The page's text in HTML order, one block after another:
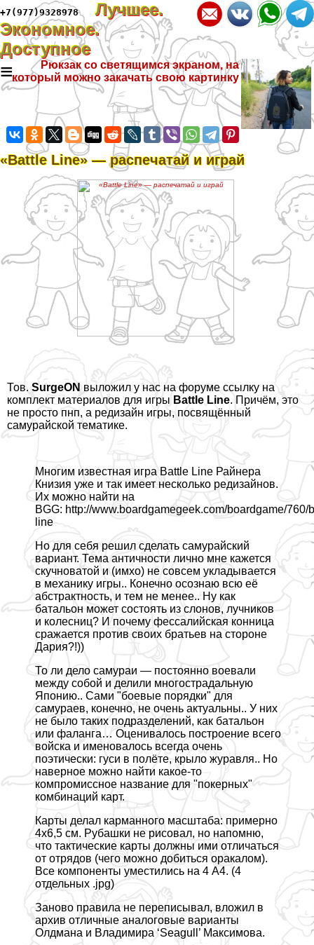
+7(977)9328978
Лучшее.
Экономное.
Доступное
≡
Рюкзак со светящимся экраном, на
который можно закачать свою картинку
«Battle Line» — распечатай и играй
Тов.SurgeON выложил у нас на форуме ссылку на
комплект материалов для игры Battle Line. Причём, это
не просто пнп, а редизайн игры, посвящённый
самурайской тематике.
Многим известная игра Battle Line Райнера
Книзия уже и так имеет несколько редизайнов.
Их можно найти на
BGG: http://www.boardgamegeek.com/boardgame/760/
line
Но для себя решил сделать самурайский
вариант. Тема античности лично мне кажется
скучноватой и (имхо) не совсем укладывается
в механику игры.. Конечно осознаю всю её
абстpaктность, и тем не менее.. Ну как
батальон может состоять из слонов, лучников
и колесниц? И почему фессалийская конница
сражается против своих братьев на стороне
Дария?!))
То ли дело самураи — постоянно воевали
между собой и делили многострадальную
Японию.. Сами "боевые порядки" для
самураев, конечно, не очень актуальны.. У них
не было таких подразделений, как батальон
или фаланга… Оценивалось построение всего
войска и именовалось всегда очень
поэтически: гуси в полёте, крыло журавля.. Но
наверное можно найти какое-то
компромиссное название для "покерных"
комбинаций карт.
Карты делал карманного масштаба: примерно
4х6,5 см. Рубашки не рисовал, но напомню,
что тактические карты должны ими отличаться
от отрядов (чего можно добиться оpaкалом).
Все компоненты уместились на 4 А4. (4
отдельных .jpg)
Заново правила не переписывал, вложил в
архив отличные аналоговые варианты
Олдмана и Владимира ‘Seagull’ Максимова.